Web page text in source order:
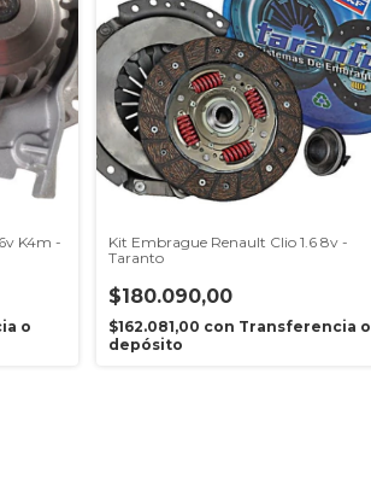
K4m -
o
Kit Embrague Renault Clio 1.6 8v -
Taranto
$180.090,00
$162.081,00 con Transferencia o
depósito